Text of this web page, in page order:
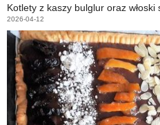
Kotlety z kaszy bulglur oraz włoski
2026-04-12